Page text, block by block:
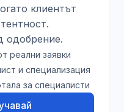
клиентът
одобрение.
реални заявки
и специализация
за специалисти